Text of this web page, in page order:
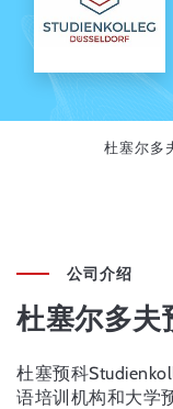
杜塞尔多
公司介绍
杜塞尔多夫
杜塞预科
语培训机构和大学